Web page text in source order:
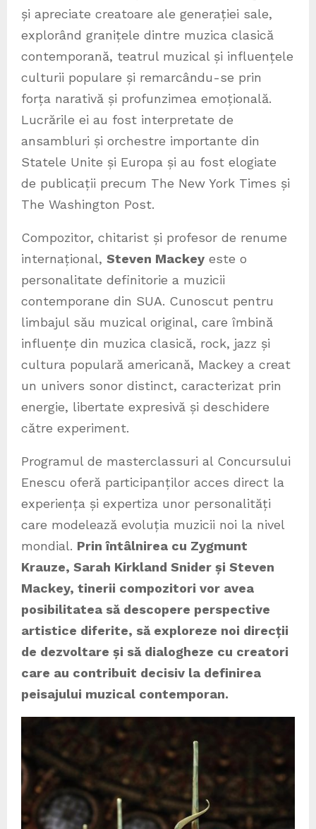
și apreciate creatoare ale generației sale,
explorând granițele dintre muzica clasică
contemporană, teatrul muzical și influențele
culturii populare și remarcându-se prin
forța narativă și profunzimea emoțională.
Lucrările ei au fost interpretate de
ansambluri și orchestre importante din
Statele Unite și Europa și au fost elogiate
de publicații precum The New York Times și
The Washington Post.
Compozitor, chitarist și profesor de renume
internațional, Steven Mackey este o
personalitate definitorie a muzicii
contemporane din SUA. Cunoscut pentru
limbajul său muzical original, care îmbină
influențe din muzica clasică, rock, jazz și
cultura populară americană, Mackey a creat
un univers sonor distinct, caracterizat prin
energie, libertate expresivă și deschidere
către experiment.
Programul de masterclassuri al Concursului
Enescu oferă participanților acces direct la
experiența și expertiza unor personalități
care modelează evoluția muzicii noi la nivel
mondial. Prin întâlnirea cu Zygmunt
Krauze, Sarah Kirkland Snider și Steven
Mackey, tinerii compozitori vor avea
posibilitatea să descopere perspective
artistice diferite, să exploreze noi direcții
de dezvoltare și să dialogheze cu creatori
care au contribuit decisiv la definirea
peisajului muzical contemporan.